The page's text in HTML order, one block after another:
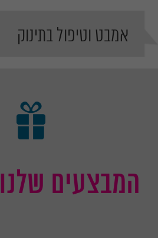
אמבט וטיפול בתינוק
המבצעים שלנו